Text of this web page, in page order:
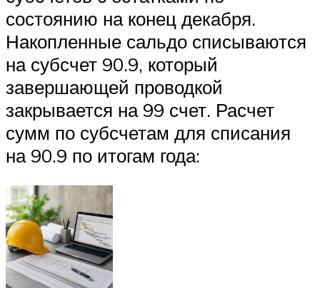
состоянию на конец декабря.
Накопленные сальдо списываются
на субсчет 90.9, который
завершающей проводкой
закрывается на 99 счет. Расчет
сумм по субсчетам для списания
на 90.9 по итогам года: